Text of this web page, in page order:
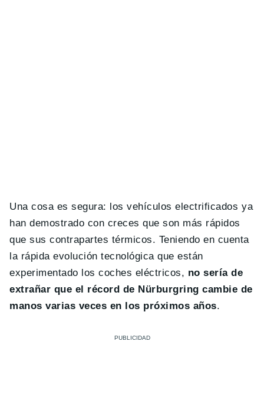
Una cosa es segura: los vehículos electrificados ya
han demostrado con creces que son más rápidos
que sus contrapartes térmicos. Teniendo en cuenta
la rápida evolución tecnológica que están
experimentado los coches eléctricos, no sería de
extrañar que el récord de Nürburgring cambie de
manos varias veces en los próximos años.